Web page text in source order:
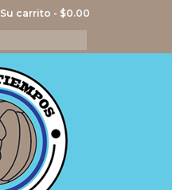
Su carrito - $0.00